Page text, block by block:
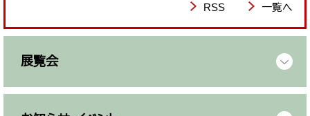
RSS
一覧へ
展覧会